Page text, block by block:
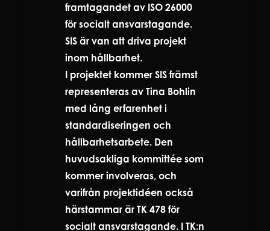
framtagandet av ISO 26000
för socialt ansvarstagande.
SIS är van att driva projekt
inom hållbarhet.
I projektet kommer SIS främst
representeras av Tina Bohlin
med lång erfarenhet i
standardiseringen och
hållbarhetsarbete. Den
huvudsakliga kommittée som
kommer involveras, och
varifrån projektidéen också
härstammar är TK 478 för
socialt ansvarstagande. I TK:n